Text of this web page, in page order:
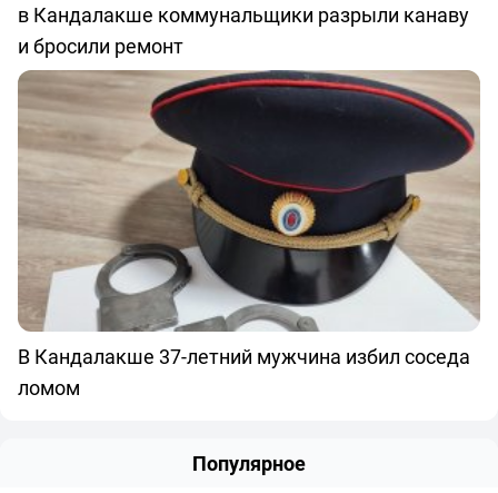
в Кандалакше коммунальщики разрыли канаву
и бросили ремонт
В Кандалакше 37-летний мужчина избил соседа
ломом
Популярное